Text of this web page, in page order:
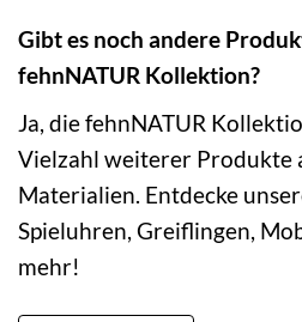
Gibt es noch andere
fehnNATUR Kollektion?
Ja, die fehnNATUR
Vielzahl weiterer Produkte
Materialien. Entdecke
Spieluhren, Greiflingen,
mehr!